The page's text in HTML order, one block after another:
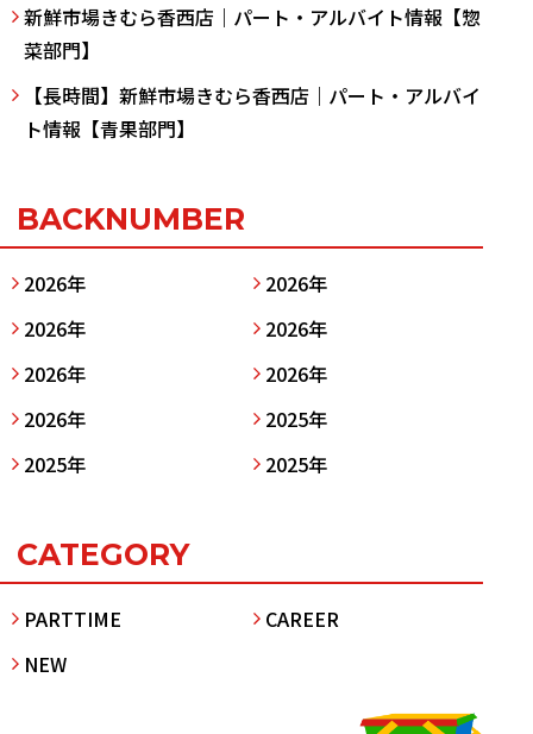
新鮮市場きむら香西店｜パート・アルバイト情報【惣
菜部門】
【長時間】新鮮市場きむら香西店｜パート・アルバイ
ト情報【青果部門】
BACKNUMBER
2026年
2026年
2026年
2026年
2026年
2026年
2026年
2025年
2025年
2025年
CATEGORY
PARTTIME
CAREER
NEW